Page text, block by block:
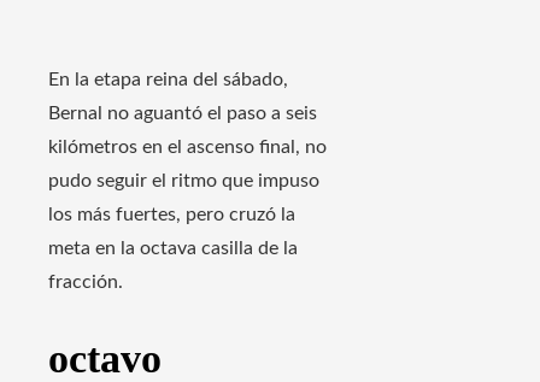
En la etapa reina del sábado,
Bernal no aguantó el paso a seis
kilómetros en el ascenso final, no
pudo seguir el ritmo que impuso
los más fuertes, pero cruzó la
meta en la octava casilla de la
fracción.
octavo